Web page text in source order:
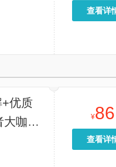
聆听都
查看详
优质
大咖匠
¥86
查看详